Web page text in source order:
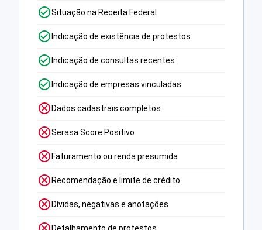
Situação na Receita Federal
Indicação de existência de protestos
Indicação de consultas recentes
Indicação de empresas vinculadas
Dados cadastrais completos
Serasa Score Positivo
Faturamento ou renda presumida
Recomendação e limite de crédito
Dívidas, negativas e anotações